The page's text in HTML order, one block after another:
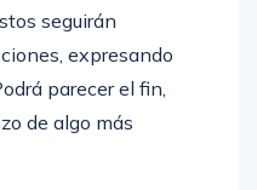
seguirán
expresando
parecer el fin,
de algo más